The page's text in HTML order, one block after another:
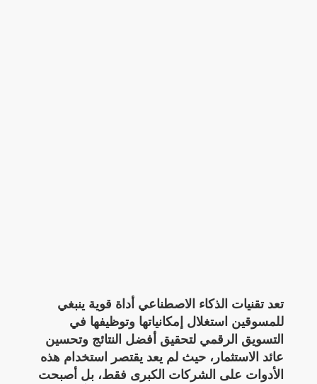
تعد تقنيات الذكاء الاصطناعي أداة قوية ينبغي
للمسوقين استغلال إمكانياتها وتوظيفها في
التسويق الرقمي لتحقيق أفضل النتائج وتحسين
عائد الاستثمار، حيث لم يعد يقتصر استخدام هذه
الأدوات على الشركات الكبرى فقط، بل أصبحت